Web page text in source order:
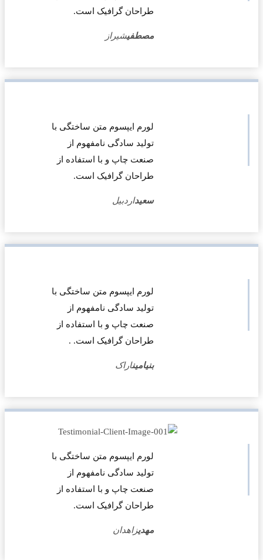
طراحان گرافیک است.
مصطفیشیراز
لورم ایپسوم متن ساختگی با
تولید سادگی نامفهوم از
صنعت چاپ و با استفاده از
طراحان گرافیک است.
سعیداردبیل
لورم ایپسوم متن ساختگی با
تولید سادگی نامفهوم از
صنعت چاپ و با استفاده از
طراحان گرافیک است. .
بنیامیناراک
لورم ایپسوم متن ساختگی با
تولید سادگی نامفهوم از
صنعت چاپ و با استفاده از
طراحان گرافیک است.
مهدیزاهدان